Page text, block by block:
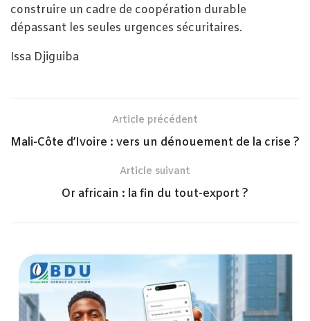
construire un cadre de coopération durable
dépassant les seules urgences sécuritaires.
Issa Djiguiba
Article précédent
Mali-Côte d’Ivoire : vers un dénouement de la crise ?
Article suivant
Or africain : la fin du tout-export ?